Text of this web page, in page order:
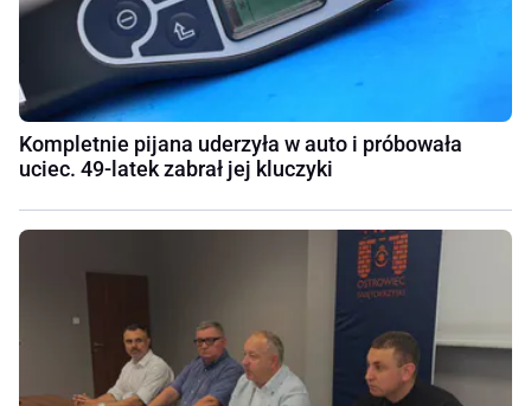
Kompletnie pijana uderzyła w auto i próbowała
uciec. 49-latek zabrał jej kluczyki